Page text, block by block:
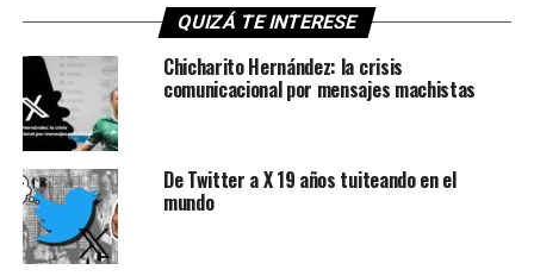
QUIZÁ TE INTERESE
Chicharito Hernández: la crisis
comunicacional por mensajes machistas
De Twitter a X 19 años tuiteando en el
mundo